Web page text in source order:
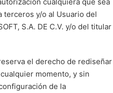
terceros y/o al Usuario del
S.A. DE C.V. y/o del titular
el derecho de rediseñar
momento, y sin
de la